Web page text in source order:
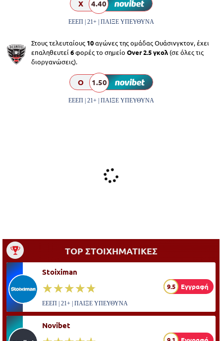
X 4.40
ΕΕΕΠ | 21+ | ΠΑΙΞΕ ΥΠΕΥΘΥΝΑ
Στους τελευταίους 10αγώνες της ομάδας Ουάσινγκτον, έχει
επαληθευτεί 6φορές το σημείο Over 2.5 γκολ (σε όλες τις
διοργανώσεις).
O 1.50
ΕΕΕΠ | 21+ | ΠΑΙΞΕ ΥΠΕΥΘΥΝΑ
TOP ΣΤΟΙΧΗΜΑΤΙΚΕΣ
Stoiximan
☆☆☆☆☆
★★★★★ 9.5 Εγγραφή
ΕΕΕΠ | 21+ | ΠΑΙΞΕ ΥΠΕΥΘΥΝΑ
Novibet